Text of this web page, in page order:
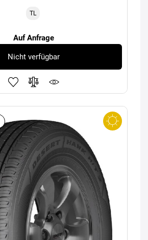
TL
Auf Anfrage
Nicht verfügbar